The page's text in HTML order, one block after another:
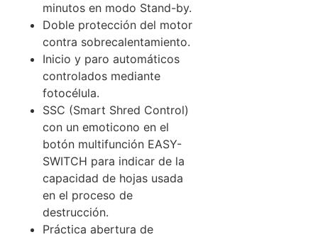
minutos en modo Stand-by.
Doble protección del motor
contra sobrecalentamiento.
Inicio y paro automáticos
controlados mediante
fotocélula.
SSC (Smart Shred Control)
con un emoticono en el
botón multifunción EASY-
SWITCH para indicar de la
capacidad de hojas usada
en el proceso de
destrucción.
Práctica abertura de